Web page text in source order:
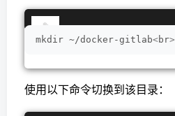
mkdir ~/docker-gitlab<br>
使用以下命令切换到该目录：